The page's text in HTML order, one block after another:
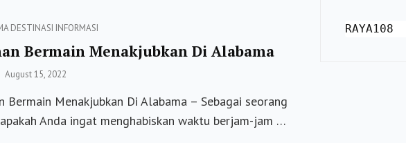
2022
DESTINASI INFORMASI
Bermain Menakjubkan Di Alabama
Posted
August 15, 2022
Bermain Menakjubkan Di Alabama – Sebagai seorang
Anda ingat menghabiskan waktu berjam-jam …
RAYA108